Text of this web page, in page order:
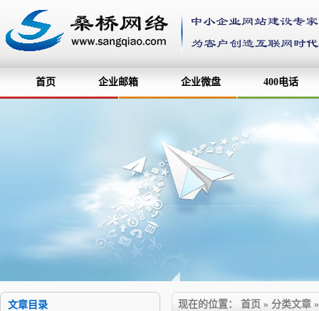
首页 企业邮箱 企业微盘 400电话
文章目录 现在的位置： 首页 » 分类文章